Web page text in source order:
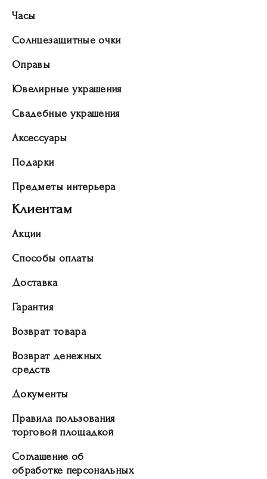
Часы
Солнцезащитные очки
Оправы
Ювелирные украшения
Свадебные украшения
Аксессуары
Подарки
Предметы интерьера
Клиентам
Акции
Способы оплаты
Доставка
Гарантия
Возврат товара
Возврат денежных
средств
Документы
Правила пользования
торговой площадкой
Соглашение об
обработке персональных